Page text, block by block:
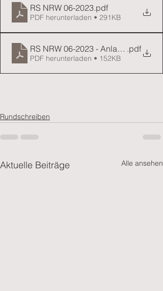
RS NRW 06-2023.pdf
PDF herunterladen • 291KB
RS NRW 06-2023 - Anlage 1 - E-
.pdf
PDF herunterladen • 152KB
Rundschreiben
Aktuelle Beiträge Alle ansehen